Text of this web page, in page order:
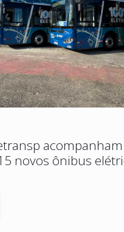
acompanham
novos ônibus